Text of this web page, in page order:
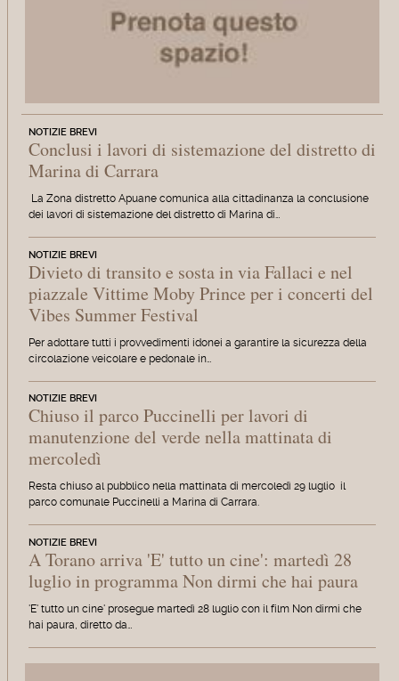
NOTIZIE BREVI
Conclusi i lavori di sistemazione del distretto di
Marina di Carrara
La Zona distretto Apuane comunica alla cittadinanza la conclusione
dei lavori di sistemazione del distretto di Marina di…
NOTIZIE BREVI
Divieto di transito e sosta in via Fallaci e nel
piazzale Vittime Moby Prince per i concerti del
Vibes Summer Festival
Per adottare tutti i provvedimenti idonei a garantire la sicurezza della
circolazione veicolare e pedonale in…
NOTIZIE BREVI
Chiuso il parco Puccinelli per lavori di
manutenzione del verde nella mattinata di
mercoledì
Resta chiuso al pubblico nella mattinata di mercoledì 29 luglio il
parco comunale Puccinelli a Marina di Carrara.
NOTIZIE BREVI
A Torano arriva 'E' tutto un cine': martedì 28
luglio in programma Non dirmi che hai paura
'E' tutto un cine' prosegue martedì 28 luglio con il film Non dirmi che
hai paura, diretto da…